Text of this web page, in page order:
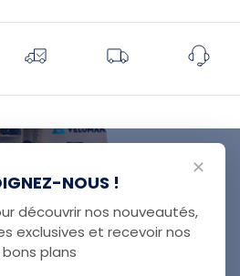
QUESTION ?
✕
NOUS !
découvrir nos nouveautés,
exclusives et recevoir nos
bons plans